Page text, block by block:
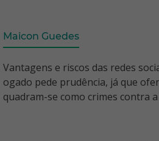
Maicon Guedes
Vantagens e riscos das redes
ogado pede prudência, já que
quadram-se como crimes contra